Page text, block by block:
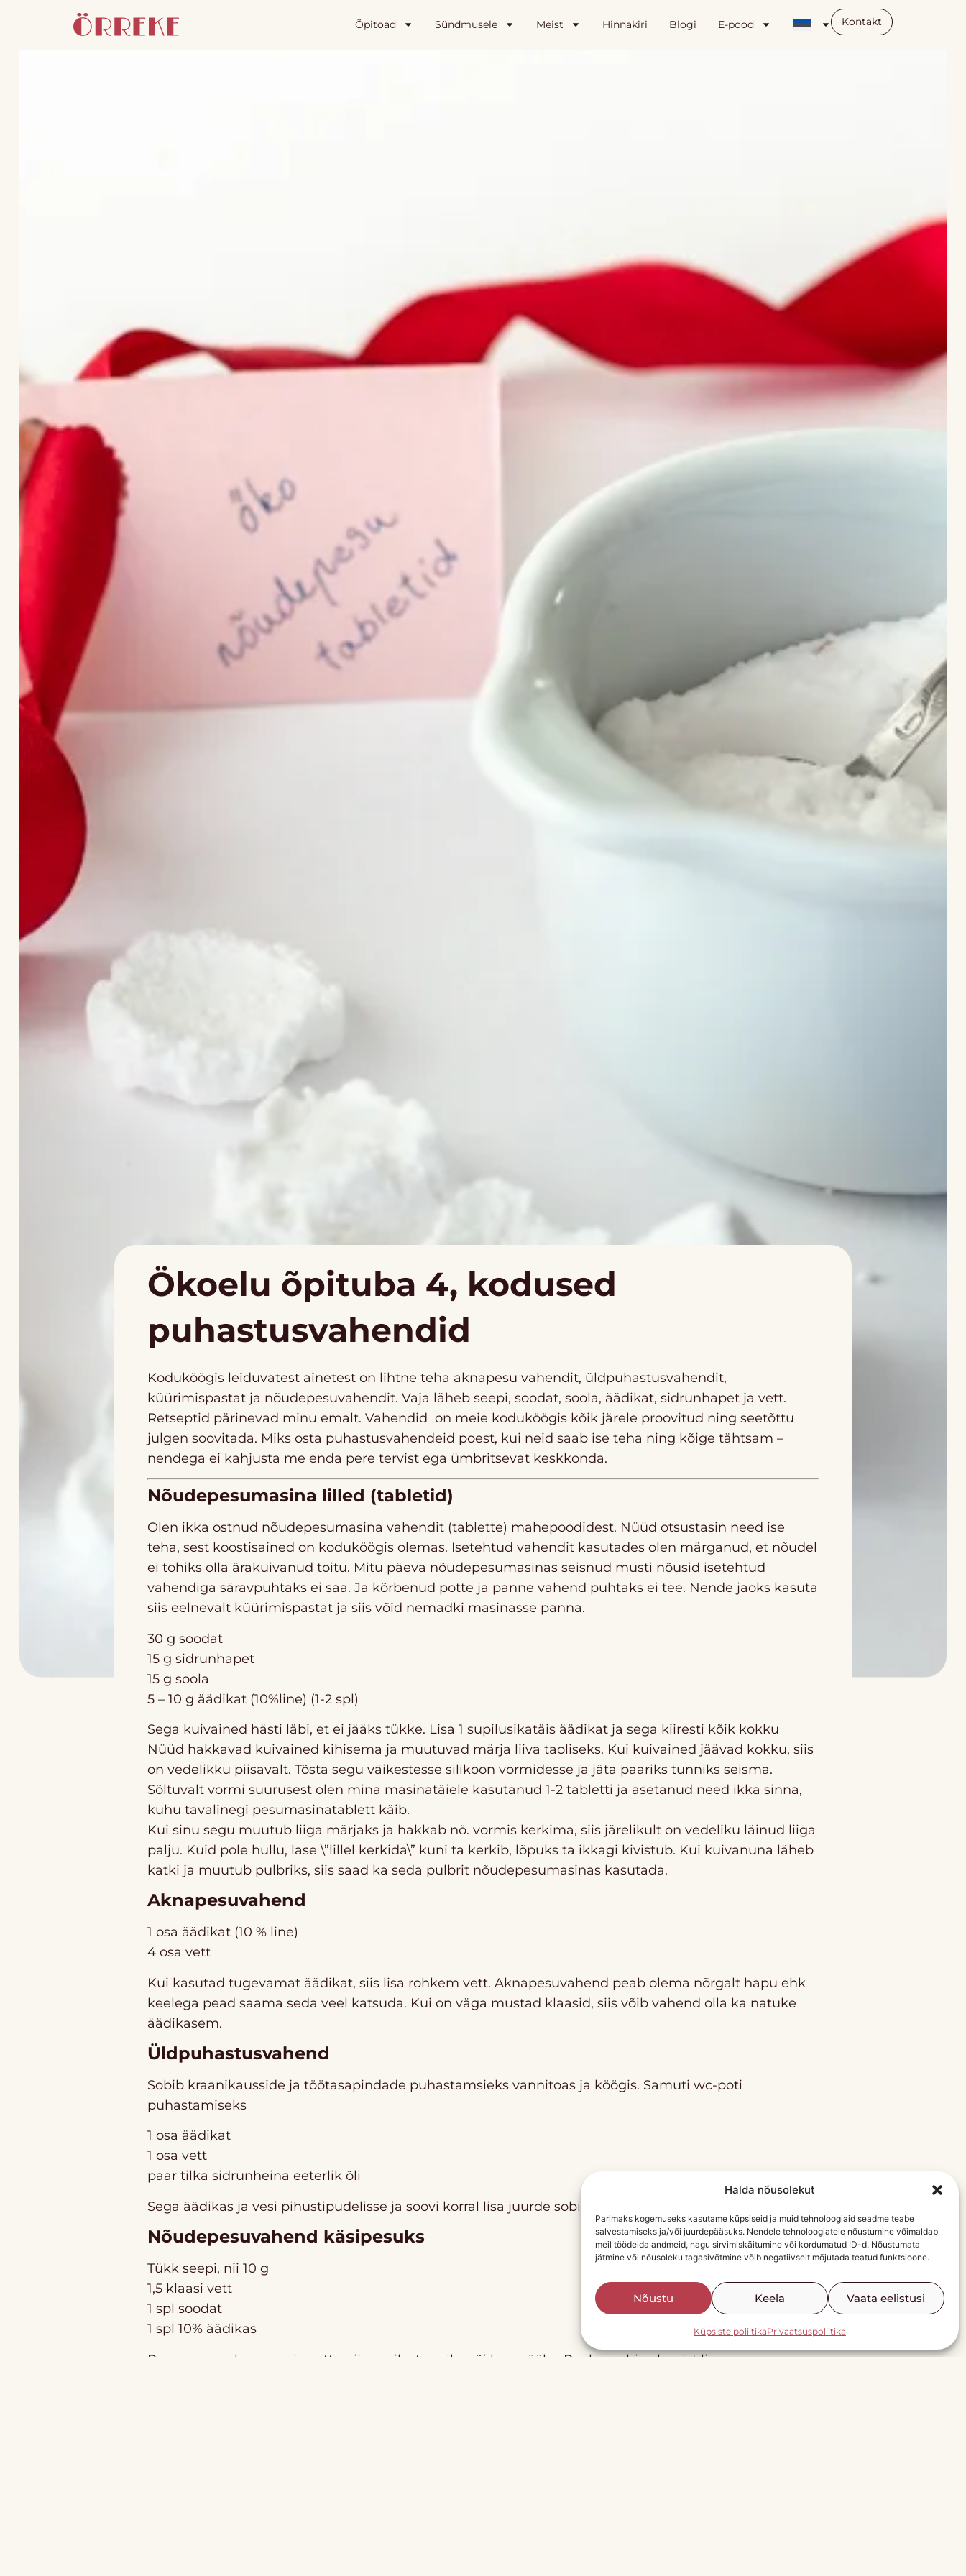
Halda nõusolekut
Parimaks kogemuseks kasutame küpsiseid ja muid tehnoloogiaid seadme teabe
salvestamiseks ja/või juurdepääsuks. Nendele tehnoloogiatele nõustumine võimaldab
meil töödelda andmeid, nagu sirvimiskäitumine või kordumatud ID-d. Nõustumata
jätmine või nõusoleku tagasivõtmine võib negatiivselt mõjutada teatud funktsioone.
Nõustu Keela Vaata eelistusi
Küpsiste poliitikaPrivaatsuspoliitika
Õpitoad Sündmusele Meist Hinnakiri Blogi E-pood Kontakt
Ökoelu õpituba 4, kodused
puhastusvahendid
Koduköögis leiduvatest ainetest on lihtne teha aknapesu vahendit, üldpuhastusvahendit,
küürimispastat ja nõudepesuvahendit. Vaja läheb seepi, soodat, soola, äädikat, sidrunhapet ja vett.
Retseptid pärinevad minu emalt. Vahendid on meie koduköögis kõik järele proovitud ning seetõttu
julgen soovitada. Miks osta puhastusvahendeid poest, kui neid saab ise teha ning kõige tähtsam –
nendega ei kahjusta me enda pere tervist ega ümbritsevat keskkonda.
Nõudepesumasina lilled (tabletid)
Olen ikka ostnud nõudepesumasina vahendit (tablette) mahepoodidest. Nüüd otsustasin need ise
teha, sest koostisained on koduköögis olemas. Isetehtud vahendit kasutades olen märganud, et nõudel
ei tohiks olla ärakuivanud toitu. Mitu päeva nõudepesumasinas seisnud musti nõusid isetehtud
vahendiga säravpuhtaks ei saa. Ja kõrbenud potte ja panne vahend puhtaks ei tee. Nende jaoks kasuta
siis eelnevalt küürimispastat ja siis võid nemadki masinasse panna.
30 g soodat
15 g sidrunhapet
15 g soola
5 – 10 g äädikat (10%line) (1-2 spl)
Sega kuivained hästi läbi, et ei jääks tükke. Lisa 1 supilusikatäis äädikat ja sega kiiresti kõik kokku
Nüüd hakkavad kuivained kihisema ja muutuvad märja liiva taoliseks. Kui kuivained jäävad kokku, siis
on vedelikku piisavalt. Tõsta segu väikestesse silikoon vormidesse ja jäta paariks tunniks seisma.
Sõltuvalt vormi suurusest olen mina masinatäiele kasutanud 1-2 tabletti ja asetanud need ikka sinna,
kuhu tavalinegi pesumasinatablett käib.
Kui sinu segu muutub liiga märjaks ja hakkab nö. vormis kerkima, siis järelikult on vedeliku läinud liiga
palju. Kuid pole hullu, lase \”lillel kerkida\” kuni ta kerkib, lõpuks ta ikkagi kivistub. Kui kuivanuna läheb
katki ja muutub pulbriks, siis saad ka seda pulbrit nõudepesumasinas kasutada.
Aknapesuvahend
1 osa äädikat (10 % line)
4 osa vett
Kui kasutad tugevamat äädikat, siis lisa rohkem vett. Aknapesuvahend peab olema nõrgalt hapu ehk
keelega pead saama seda veel katsuda. Kui on väga mustad klaasid, siis võib vahend olla ka natuke
äädikasem.
Üldpuhastusvahend
Sobib kraanikausside ja töötasapindade puhastamsieks vannitoas ja köögis. Samuti wc-poti
puhastamiseks
1 osa äädikat
1 osa vett
paar tilka sidrunheina eeterlik õli
Sega äädikas ja vesi pihustipudelisse ja soovi korral lisa juurde sobiv eeterlik õli.
Nõudepesuvahend käsipesuks
Tükk seepi, nii 10 g
1,5 klaasi vett
1 spl soodat
1 spl 10% äädikas
Pane seep sulama sooja vette nii paariks tunniks või kogu ööks. Peale seebi sulamist lisa samasse